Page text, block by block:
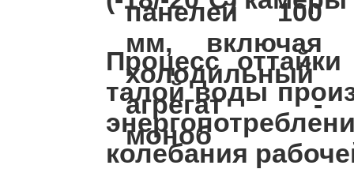
Процесс
талой воды
колебания